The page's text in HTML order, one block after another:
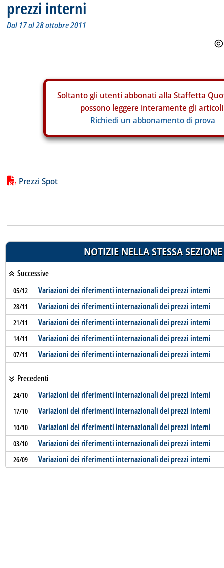
prezzi interni
Dal 17 al 28 ottobre 2011
Soltanto gli utenti abbonati alla Staffetta
possono leggere interamente gli
Richiedi un abbonamento di prova
Lista allegati PDF alla notizia
Prezzi Spot
NOTIZIE NELLA STESSA SEZIONE
Successive
05/12 Variazioni dei riferimenti internazionali dei prezzi interni
28/11 Variazioni dei riferimenti internazionali dei prezzi interni
21/11 Variazioni dei riferimenti internazionali dei prezzi interni
14/11 Variazioni dei riferimenti internazionali dei prezzi interni
07/11 Variazioni dei riferimenti internazionali dei prezzi interni
Precedenti
24/10 Variazioni dei riferimenti internazionali dei prezzi interni
17/10 Variazioni dei riferimenti internazionali dei prezzi interni
10/10 Variazioni dei riferimenti internazionali dei prezzi interni
03/10 Variazioni dei riferimenti internazionali dei prezzi interni
26/09 Variazioni dei riferimenti internazionali dei prezzi interni